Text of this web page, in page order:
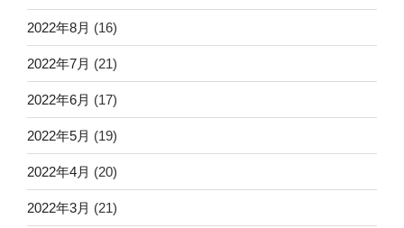
2022年8月 (16)
2022年7月 (21)
2022年6月 (17)
2022年5月 (19)
2022年4月 (20)
2022年3月 (21)